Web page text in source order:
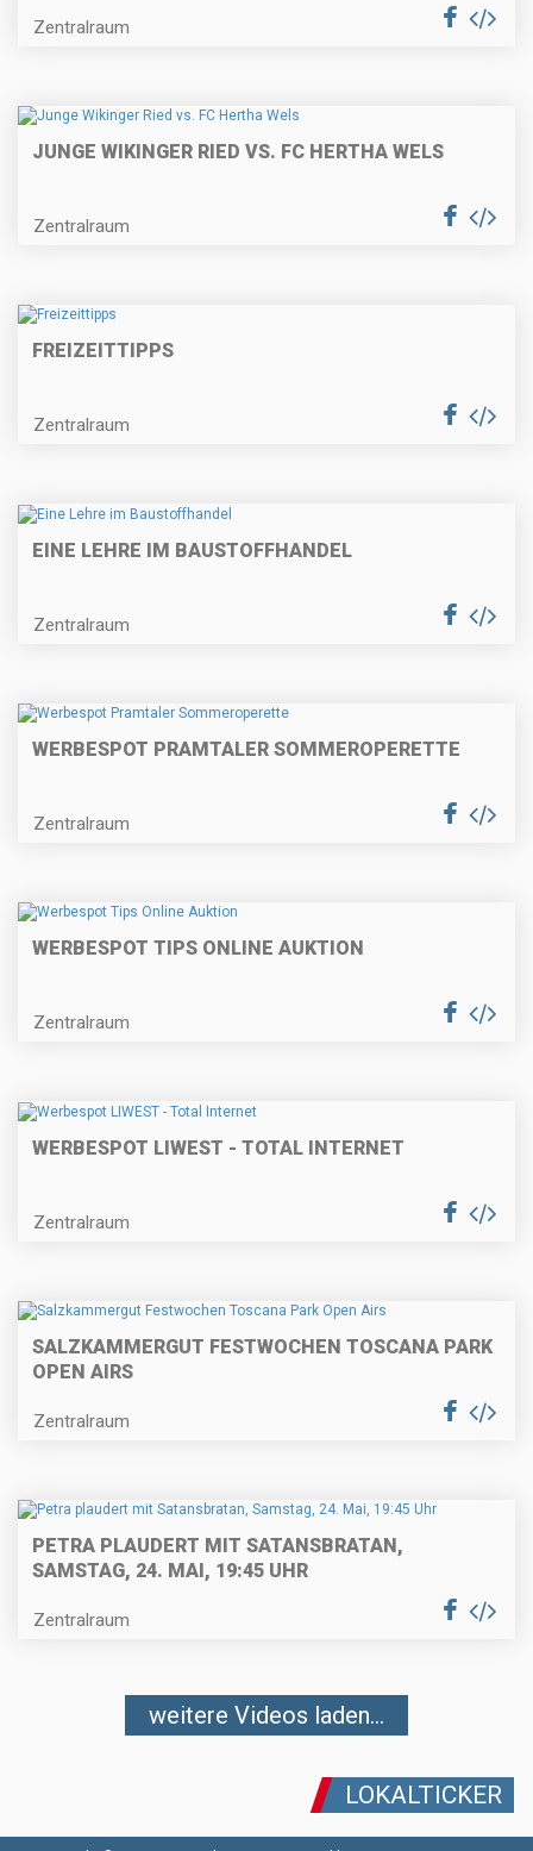
Zentralraum
JUNGE WIKINGER RIED VS. FC HERTHA WELS
Zentralraum
FREIZEITTIPPS
Zentralraum
EINE LEHRE IM BAUSTOFFHANDEL
Zentralraum
WERBESPOT PRAMTALER SOMMEROPERETTE
Zentralraum
WERBESPOT TIPS ONLINE AUKTION
Zentralraum
WERBESPOT LIWEST - TOTAL INTERNET
Zentralraum
SALZKAMMERGUT FESTWOCHEN TOSCANA PARK
OPEN AIRS
Zentralraum
PETRA PLAUDERT MIT SATANSBRATAN,
SAMSTAG, 24. MAI, 19:45 UHR
Zentralraum
weitere Videos laden...
LOKALTICKER